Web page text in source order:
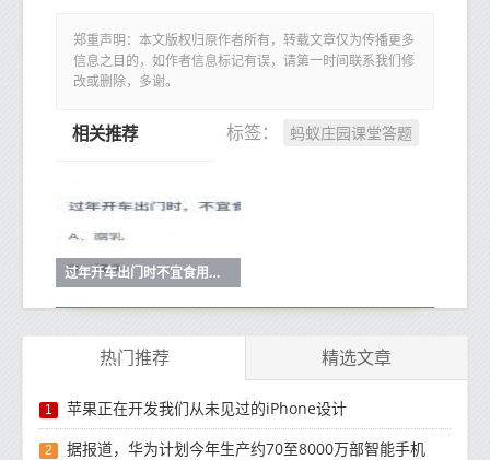
郑重声明：本文版权归原作者所有，转载文章仅为传播更多
信息之目的，如作者信息标记有误，请第一时间联系我们修
改或删除，多谢。
标签： 蚂蚁庄园课堂答题
相关推荐
过年开车出门时不宜食用以下哪种食物？蚂蚁庄园课堂答题
热门推荐 精选文章
1 苹果正在开发我们从未见过的iPhone设计
2 据报道，华为计划今年生产约70至8000万部智能手机